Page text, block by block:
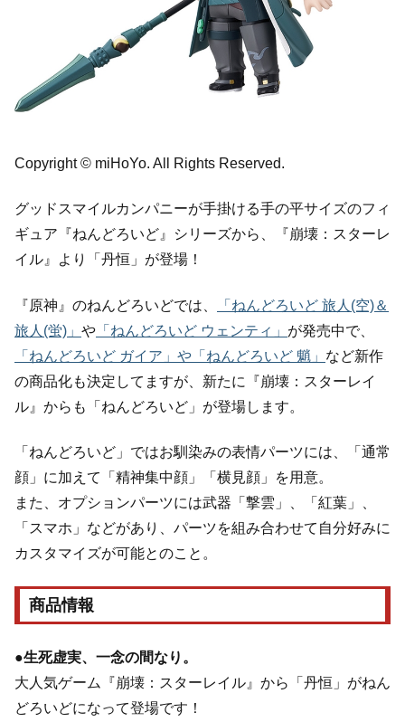
Copyright © miHoYo. All Rights Reserved.
グッドスマイルカンパニーが手掛ける手の平サイズのフィ
ギュア『ねんどろいど』シリーズから、『崩壊：スターレ
イル』より「丹恒」が登場！
『原神』のねんどろいどでは、
「ねんどろいど 旅人(空)＆
旅人(蛍)」 や 「ねんどろいど ウェンティ」 が発売中で、
「ねんどろいど ガイア」や「ねんどろいど 魈」 など新作
の商品化も決定してますが、新たに『崩壊：スターレイ
ル』からも「ねんどろいど」が登場します。
「ねんどろいど」ではお馴染みの表情パーツには、「通常
顔」に加えて「精神集中顔」「横見顔」を用意。
また、オプションパーツには武器「撃雲」、「紅葉」、
「スマホ」などがあり、パーツを組み合わせて自分好みに
カスタマイズが可能とのこと。
商品情報
●生死虚実、一念の間なり。
大人気ゲーム『崩壊：スターレイル』から「丹恒」がねん
どろいどになって登場です！